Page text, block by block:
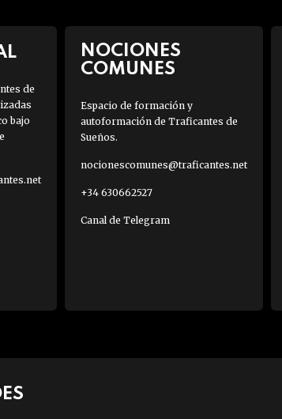
de
bajo
NOCIONES
COMUNES
Espacio de formación y
autoformación de Traficantes de
Sueños.
nocionescomunes@traficantes.net
+34 630662527
Canal de Telegram